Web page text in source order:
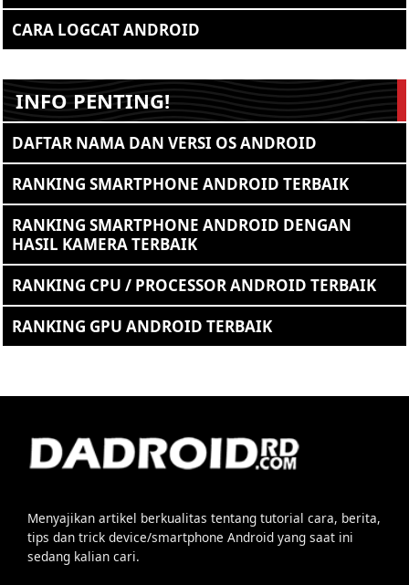
CARA LOGCAT ANDROID
INFO PENTING!
DAFTAR NAMA DAN VERSI OS ANDROID
RANKING SMARTPHONE ANDROID TERBAIK
RANKING SMARTPHONE ANDROID DENGAN
HASIL KAMERA TERBAIK
RANKING CPU / PROCESSOR ANDROID TERBAIK
RANKING GPU ANDROID TERBAIK
Menyajikan artikel berkualitas tentang tutorial cara, berita,
tips dan trick device/smartphone Android yang saat ini
sedang kalian cari.